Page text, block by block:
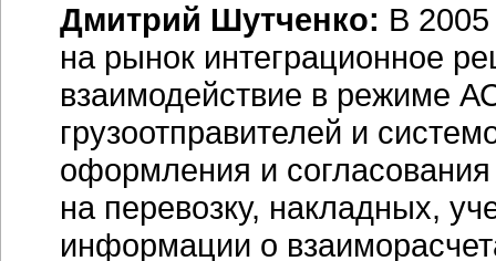
Дмитрий Шутченко: В
на рынок интеграционное
взаимодействие в режиме
грузоотправителей и
оформления и
на перевозку, накладных,
информации о